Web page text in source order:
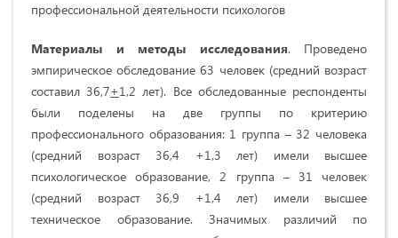
профессиональной деятельности психологов
Материалы и методы исследования. Проведено
эмпирическое обследование 63 человек (средний возраст
составил 36,7+1,2 лет). Все обследованные респонденты
были поделены на две группы по критерию
профессионального образования: 1 группа – 32 человека
(средний возраст 36,4 +1,3 лет) имели высшее
психологическое образование, 2 группа – 31 человек
(средний возраст 36,9 +1,4 лет) имели высшее
техническое образование. Значимых различий по